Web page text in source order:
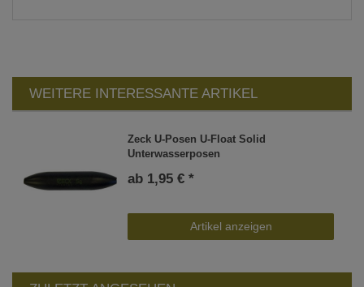
WEITERE INTERESSANTE ARTIKEL
Zeck U-Posen U-Float Solid
Unterwasserposen
ab 1,95 € *
Artikel anzeigen